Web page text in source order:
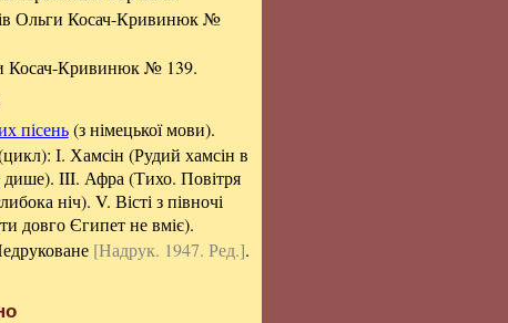
Ольги Косач-Кривинюк №
Косач-Кривинюк № 139.
пісень(з німецької мови).
І. Хамсін (Рудий хамсін в
дише). III. Афра (Тихо. Повітря
ніч). V. Вісті з півночі
довго Єгипет не вміє).
[Надрук. 1947. Ред.].